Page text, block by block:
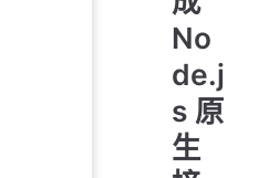
No
de.j
s 原
生